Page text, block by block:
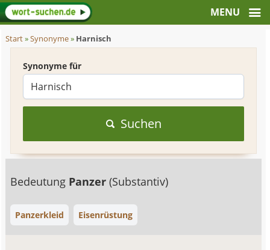
Start»Synonyme» Harnisch
Synonyme für
Suchen
Bedeutung Panzer(Substantiv)
Panzerkleid Eisenrüstung